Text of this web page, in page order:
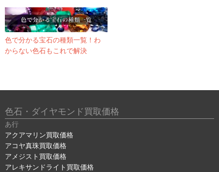
色で分かる宝石の種類一覧！わ
からない色石もこれで解決
色石・ダイヤモンド買取価格
あ行
アクアマリン買取価格
アコヤ真珠買取価格
アメジスト買取価格
アレキサンドライト買取価格